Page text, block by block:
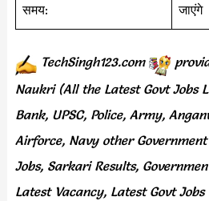
समय:
जाएंगे
TechSingh123.com
Naukri (All the Latest Govt Jobs
Bank, UPSC, Police, Army,
Airforce, Navy other
Jobs, Sarkari Results,
Latest Vacancy, Latest Govt